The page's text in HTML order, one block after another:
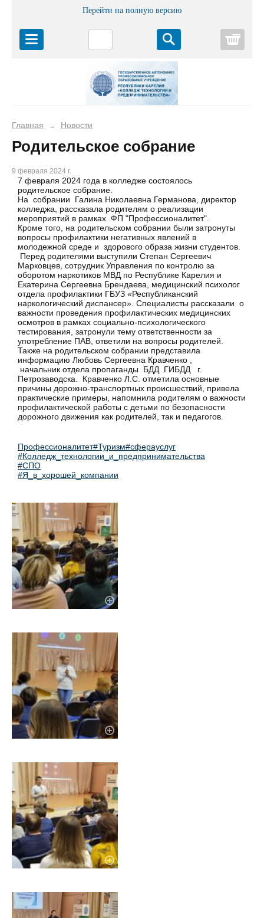
Перейти на полную версию
Главная → Новости
Родительское собрание
9 февраля 2024 г.
7 февраля 2024 года в колледже состоялось
родительское собрание.
На собрании Галина Николаевна Германова, директор
колледжа, рассказала родителям о реализации
мероприятий в рамках ФП "Профессионалитет".
Кроме того, на родительском собрании были затронуты
вопросы профилактики негативных явлений в
молодежной среде и здорового образа жизни студентов.
Перед родителями выступили Степан Сергеевич
Марковцев, сотрудник Управления по контролю за
оборотом наркотиков МВД по Республике Карелия и
Екатерина Сергеевна Брендаева, медицинский психолог
отдела профилактики ГБУЗ «Республиканский
наркологический диспансер». Специалисты рассказали о
важности проведения профилактических медицинских
осмотров в рамках социально-психологического
тестирования, затронули тему ответственности за
употребление ПАВ, ответили на вопросы родителей.
Также на родительском собрании представила
информацию Любовь Сергеевна Кравченко ,
начальник отдела пропаганды БДД ГИБДД г.
Петрозаводска. Кравченко Л.С. отметила основные
причины дорожно-транспортных происшествий, привела
практические примеры, напомнила родителям о важности
профилактической работы с детьми по безопасности
дорожного движения как родителей, так и педагогов.
Профессионалитет#Туризм#сферауслуг
#Колледж_технологии_и_предпринимательства
#СПО
#Я_в_хорошей_компании